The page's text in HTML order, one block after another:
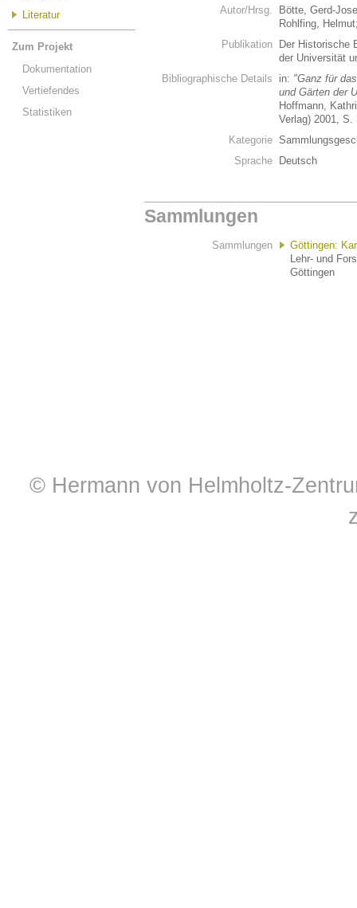
Literatur
Zum Projekt
Dokumentation
Vertiefendes
Statistiken
Autor/Hrsg.
Bötte, Gerd-
Rohlfing,
Publikation
Der Historische
der Universität
Bibliographische Details
in: "Ganz für
und Gärten der
Hoffmann,
Verlag) 2001, S.
Kategorie
Sprache
Deutsch
Sammlungen
Sammlungen
Göttingen:
Lehr- und
Göttingen
© Hermann von Helmholtz-